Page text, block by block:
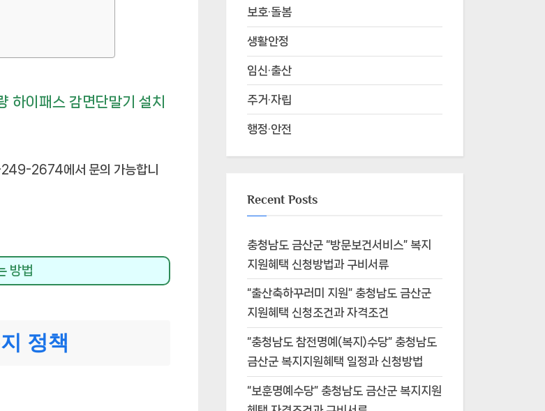
하이패스 감면단말기 설치
249-2674에서 문의 가능합니
방법
정책
보호·돌봄
생활안정
임신·출산
주거·자립
행정·안전
Recent Posts
충청남도 금산군 “방문보건서비스” 복지
지원혜택 신청방법과 구비서류
“출산축하꾸러미 지원” 충청남도 금산군
지원혜택 신청조건과 자격조건
“충청남도 참전명예(복지)수당” 충청남도
금산군 복지지원혜택 일정과 신청방법
“보훈명예수당” 충청남도 금산군 복지지원